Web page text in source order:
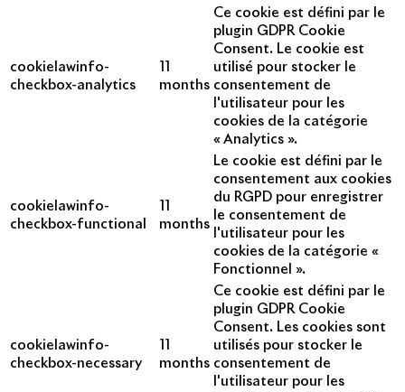
cookielawinfo-
checkbox-analytics
months
Ce cookie est défini par le
plugin GDPR Cookie
Consent. Le cookie est
utilisé pour stocker le
consentement de
l'utilisateur pour les
cookies de la catégorie
« Analytics ».
cookielawinfo-
checkbox-functional
months
Le cookie est défini par le
consentement aux cookies
du RGPD pour enregistrer
le consentement de
l'utilisateur pour les
cookies de la catégorie «
Fonctionnel ».
cookielawinfo-
checkbox-necessary
months
Ce cookie est défini par le
plugin GDPR Cookie
Consent. Les cookies sont
utilisés pour stocker le
consentement de
l'utilisateur pour les